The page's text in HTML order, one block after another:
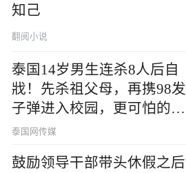
知己
翻阅小说
泰国14岁男生连杀8人后自
戕！先杀祖父母，再携98发
子弹进入校园，更可怕的细
节公布了
泰国网传媒
鼓励领导干部带头休假之后